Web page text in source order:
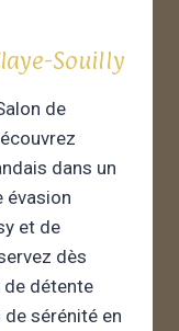
Souilly
de
dans un
évasion
et de
dès
de détente
sérénité en